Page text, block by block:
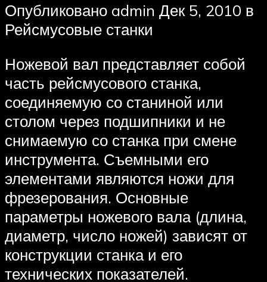
Опубликовано admin Дек 5, 2010 в
Рейсмусовые станки
Ножевой вал представляет собой
часть рейсмусового станка,
соединяемую со станиной или
столом через подшипники и не
снимаемую со станка при смене
инструмента. Съемными его
элементами являются ножи для
фрезерования. Основные
параметры ножевого вала (длина,
диаметр, число ножей) зависят от
конструкции станка и его
технических показателей.